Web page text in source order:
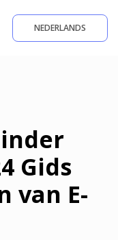
NEDERLANDS
Gids
van E-